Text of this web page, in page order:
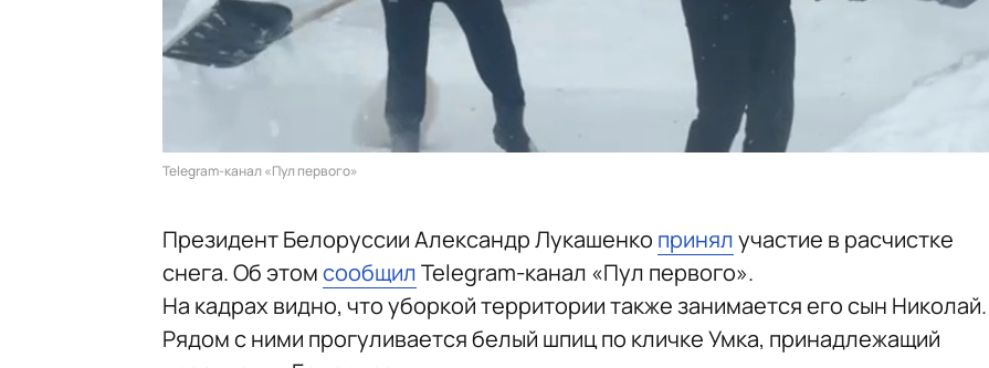
Telegram-канал «Пул первого»
Президент Белоруссии Александр Лукашенко принялучастие в расчистке
снега. Об этомсообщилTelegram-канал «Пул первого».
На кадрах видно, что уборкой территории также занимается его сын Николай.
Рядом с ними прогуливается белый шпиц по кличке Умка, принадлежащий